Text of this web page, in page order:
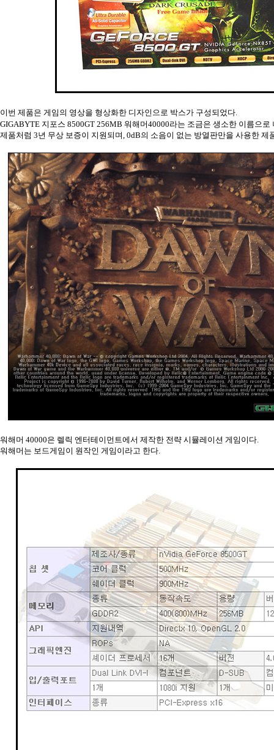
이번 제품은 게임의 영상을 형상화한 디자인으로 박스가 구성되었다.
GIGABYTE 지포스 8500GT 256MB 워해머40000라는 조금은 생소한 이름으
제품처럼 3년 무상 보증이 지원되며, 0dB의 소음이 없는 방열판만을 사용한
워해머 40000은 렐릭 엔터테이먼트에서 제작한 전략 시뮬레이션 게임이다.
워해머는 보드게임이 원작인 게임이라고 한다.